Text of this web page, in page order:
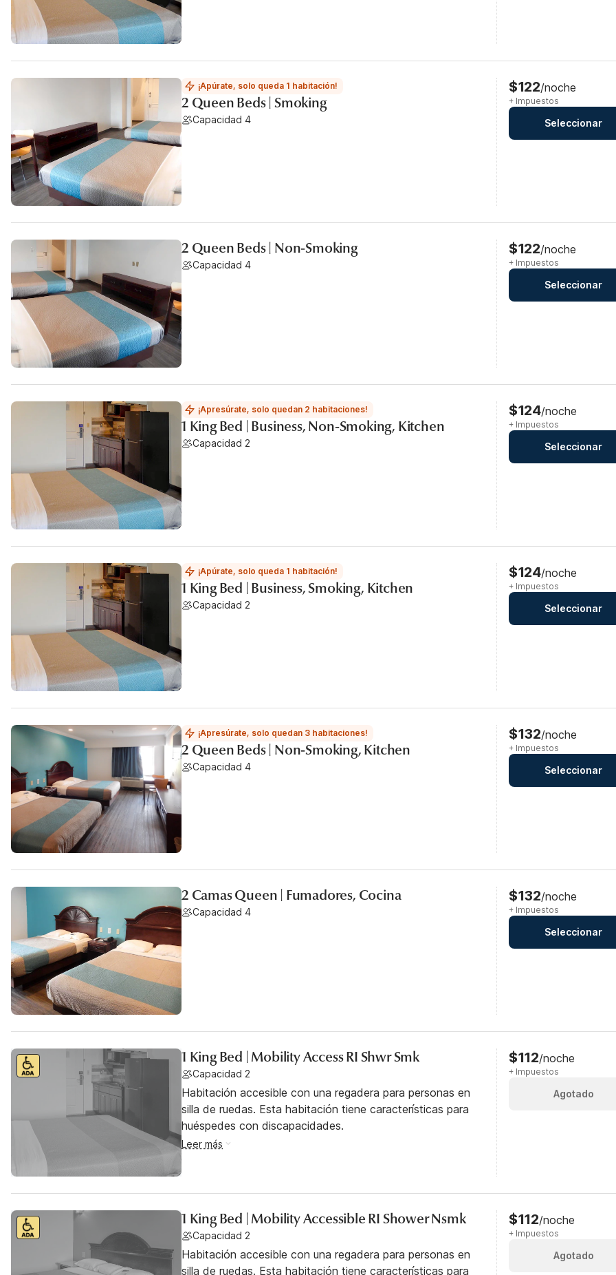
¡Apúrate, solo queda 1 habitación!
2 Queen Beds | Smoking
Capacidad 4
$122/noche
+ Impuestos
Seleccionar
2 Queen Beds | Non-Smoking
Capacidad 4
$122/noche
+ Impuestos
Seleccionar
¡Apresúrate, solo quedan 2 habitaciones!
1 King Bed | Business, Non-Smoking, Kitchen
Capacidad 2
$124/noche
+ Impuestos
Seleccionar
¡Apúrate, solo queda 1 habitación!
1 King Bed | Business, Smoking, Kitchen
Capacidad 2
$124/noche
+ Impuestos
Seleccionar
¡Apresúrate, solo quedan 3 habitaciones!
2 Queen Beds | Non-Smoking, Kitchen
Capacidad 4
$132/noche
+ Impuestos
Seleccionar
2 Camas Queen | Fumadores, Cocina
Capacidad 4
$132/noche
+ Impuestos
Seleccionar
1 King Bed | Mobility Access RI Shwr Smk
Capacidad 2
Habitación accesible con una regadera para personas en
silla de ruedas. Esta habitación tiene características para
huéspedes con discapacidades.
Leer más
$112/noche
+ Impuestos
Agotado
1 King Bed | Mobility Accessible RI Shower Nsmk
Capacidad 2
Habitación accesible con una regadera para personas en
silla de ruedas. Esta habitación tiene características para
$112/noche
+ Impuestos
Agotado